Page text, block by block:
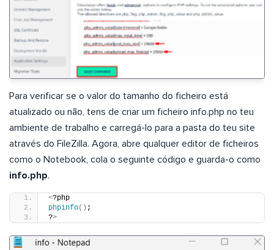
Para verificar se o valor do tamanho do ficheiro está
atualizado ou não, tens de criar um ficheiro info.php no teu
ambiente de trabalho e carregá-lo para a pasta do teu site
através do FileZilla. Agora, abre qualquer editor de ficheiros
como o Notebook, cola o seguinte código e guarda-o como
info.php.
<?php
phpinfo() ;
?>